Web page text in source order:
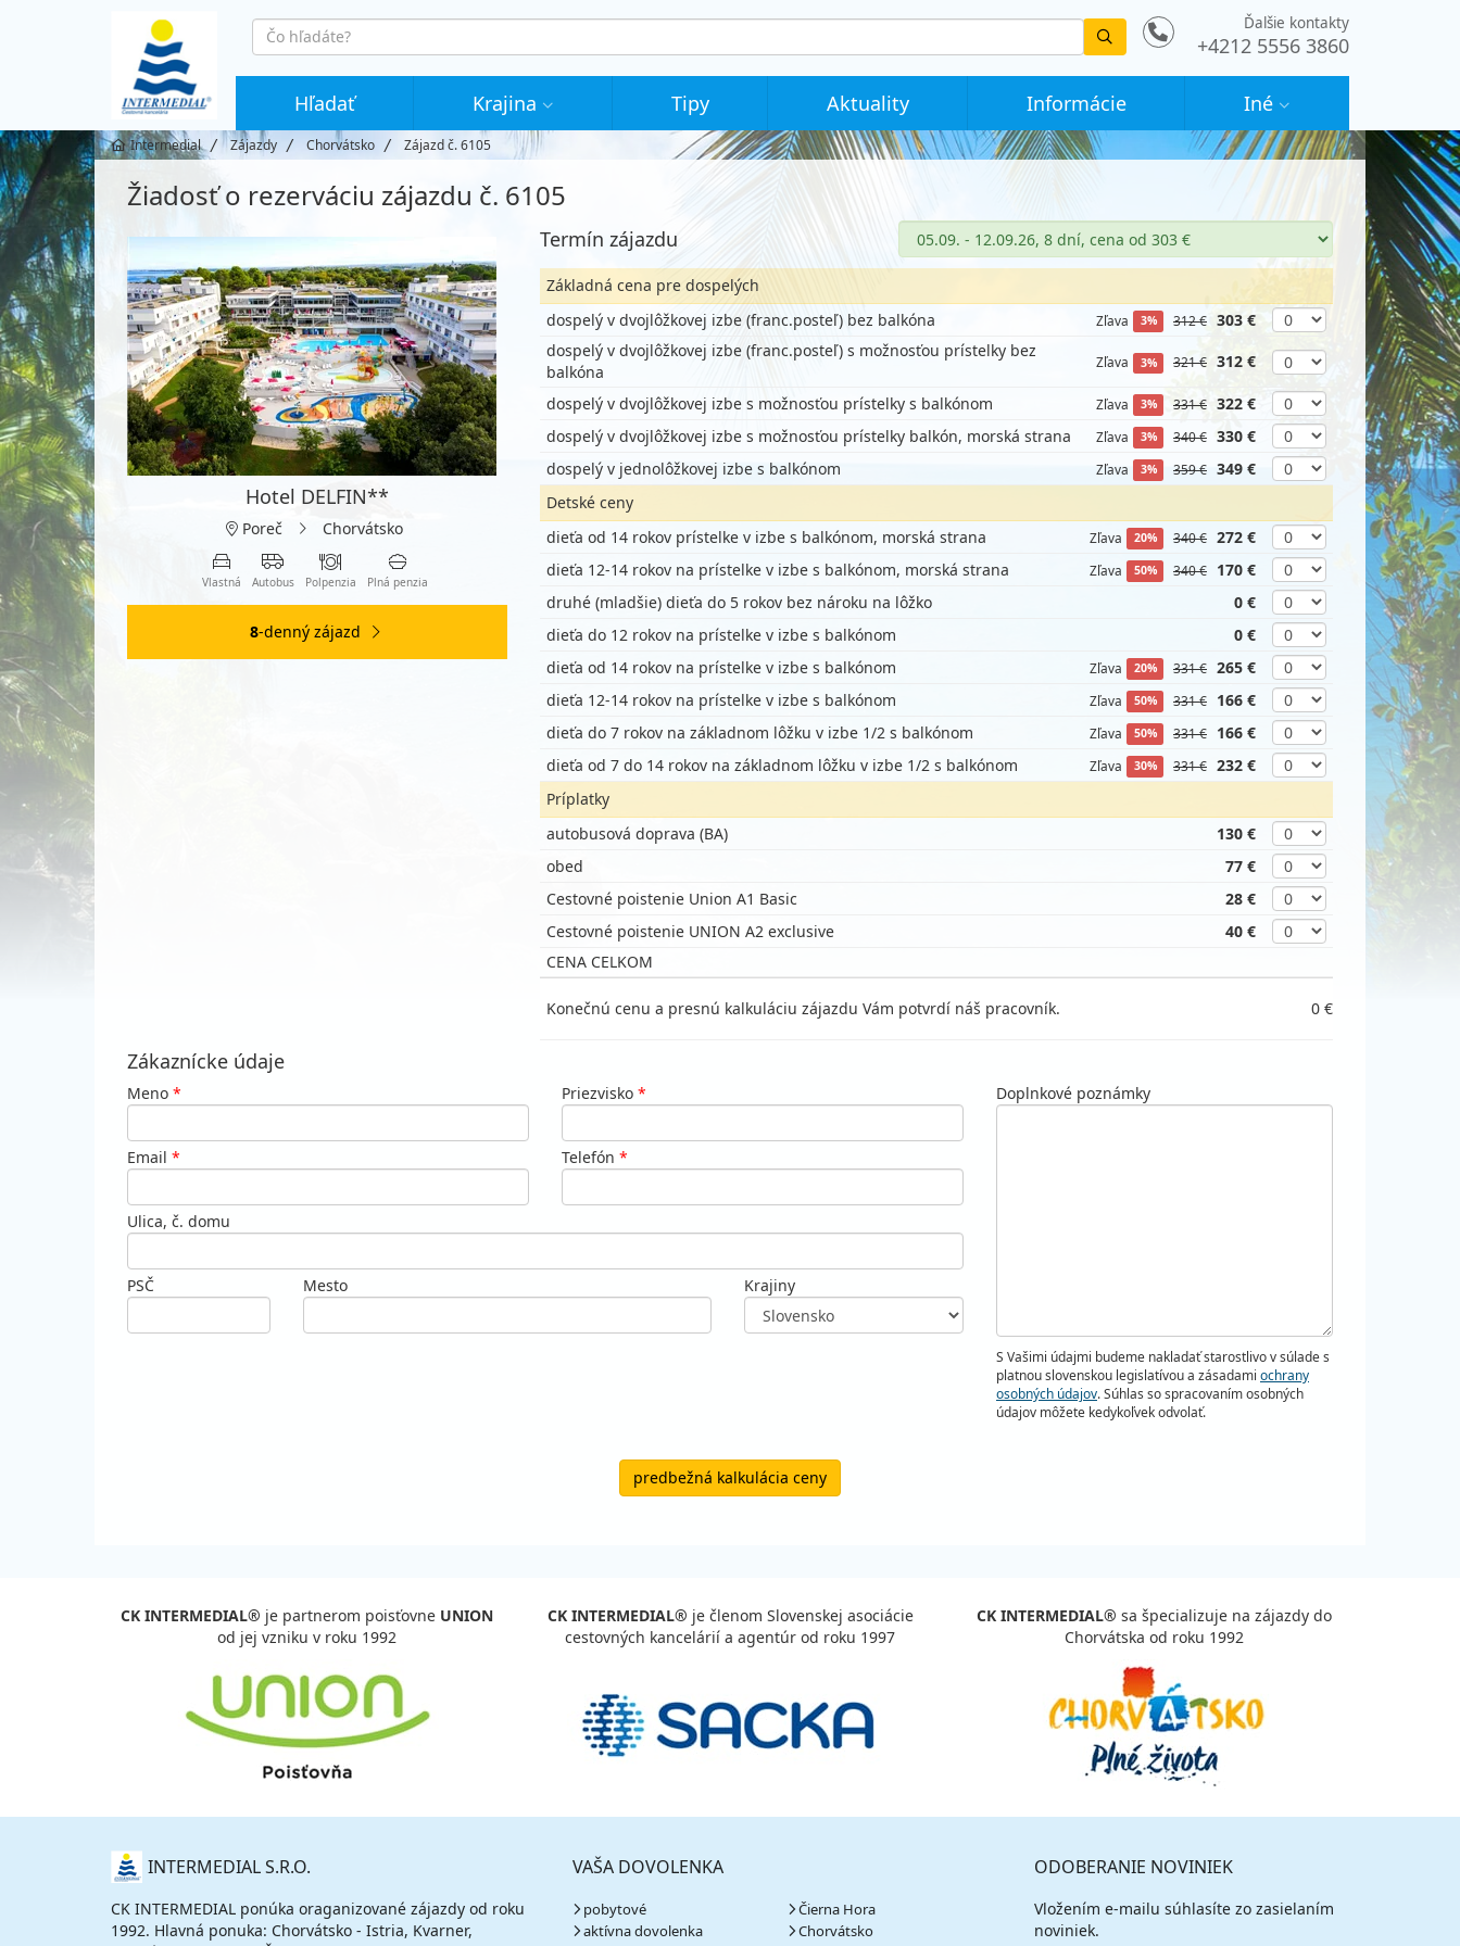
co
hledáte
Vyhledat
Ďalšie kontakty
+4212 5556 3860
Hľadať Krajina Tipy Aktuality Informácie Iné
Intermedial Zájazdy Chorvátsko Zájazd č. 6105
Žiadosť o rezerváciu zájazdu č. 6105
Hotel DELFIN**
Poreč Chorvátsko
Vlastná Autobus Polpenzia Plná penzia
8-denný zájazd
Termín zájazdu
Základná cena pre dospelých
dospelý v dvojlôžkovej izbe (franc.posteľ) bez balkóna
Zľava 3% 312 € 303 €
dospelý v dvojlôžkovej izbe (franc.posteľ) s možnosťou prístelky bez
balkóna
Zľava 3% 321 € 312 €
dospelý v dvojlôžkovej izbe s možnosťou prístelky s balkónom Zľava 3% 331 € 322 €
dospelý v dvojlôžkovej izbe s možnosťou prístelky balkón, morská strana
Zľava 3% 340 € 330 €
dospelý v jednolôžkovej izbe s balkónom
Zľava 3% 359 € 349 €
Detské ceny
dieťa od 14 rokov prístelke v izbe s balkónom, morská strana
Zľava 20% 340 € 272 €
dieťa 12-14 rokov na prístelke v izbe s balkónom, morská strana
Zľava 50% 340 €
170 €
druhé (mladšie) dieťa do 5 rokov bez nároku na lôžko
0 €
dieťa do 12 rokov na prístelke v izbe s balkónom
0 €
dieťa od 14 rokov na prístelke v izbe s balkónom
Zľava 20% 331 € 265 €
dieťa 12-14 rokov na prístelke v izbe s balkónom
Zľava 50% 331 €
166 €
dieťa do 7 rokov na základnom lôžku v izbe 1/2 s balkónom
Zľava 50% 331 €
166 €
dieťa od 7 do 14 rokov na základnom lôžku v izbe 1/2 s balkónom
Zľava 30% 331 € 232 €
Príplatky
autobusová doprava (BA)
130 €
obed
77 €
Cestovné poistenie Union A1 Basic
28 €
Cestovné poistenie UNION A2 exclusive
40 €
CENA CELKOM
Konečnú cenu a presnú kalkuláciu zájazdu Vám potvrdí náš pracovník. 0 €
Zákaznícke údaje
Meno * Priezvisko *
Email * Telefón *
Ulica, č. domu
PSČ Mesto Krajiny
Doplnkové poznámky
S Vašimi údajmi budeme nakladať starostlivo v súlade s
platnou slovenskou legislatívou a zásadami ochrany
osobných údajov. Súhlas so spracovaním osobných
údajov môžete kedykoľvek odvolať.
predbežná kalkulácia ceny
CK INTERMEDIAL® je partnerom poisťovne UNION
od jej vzniku v roku 1992
CK INTERMEDIAL® je členom Slovenskej asociácie
cestovných kancelárií a agentúr od roku 1997
CK INTERMEDIAL® sa špecializuje na zájazdy do
Chorvátska od roku 1992
O
NÁS INTERMEDIAL S.R.O.
CK INTERMEDIAL ponúka oraganizované zájazdy od roku
1992. Hlavná ponuka: Chorvátsko - Istria, Kvarner,
VAŠA DOVOLENKA
pobytové
aktívna dovolenka
Čierna Hora
Chorvátsko
ODOBERANIE NOVINIEK
Vložením e-mailu súhlasíte zo zasielaním
noviniek.